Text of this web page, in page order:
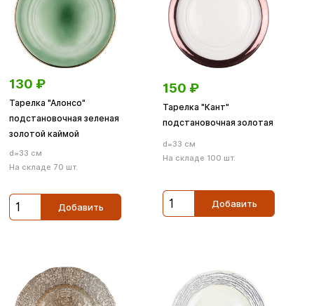
130 ₽
Тарелка "Алонсо"
подстановочная зеленая
золотой каймой
d=33 см
На складе 70 шт.
Добавить
150 ₽
Тарелка "Кант"
подстановочная золотая
d=33 см
На складе 100 шт.
Добавить